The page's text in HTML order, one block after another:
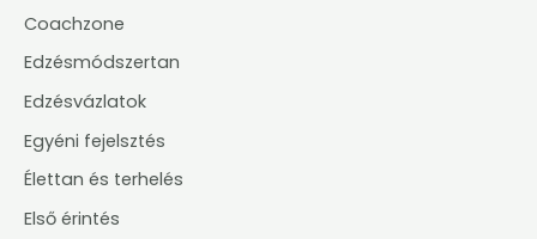
Coachzone
Edzésmódszertan
Edzésvázlatok
Egyéni fejelsztés
Élettan és terhelés
Első érintés